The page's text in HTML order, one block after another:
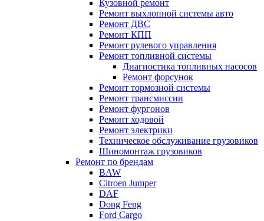
Кузовной ремонт
Ремонт выхлопной системы авто
Ремонт ДВС
Ремонт КПП
Ремонт рулевого управления
Ремонт топливной системы
Диагностика топливных насосов
Ремонт форсунок
Ремонт тормозной системы
Ремонт трансмиссии
Ремонт фургонов
Ремонт ходовой
Ремонт электрики
Техническое обслуживание грузовиков
Шиномонтаж грузовиков
Ремонт по брендам
BAW
Citroen Jumper
DAF
Dong Feng
Ford Cargo